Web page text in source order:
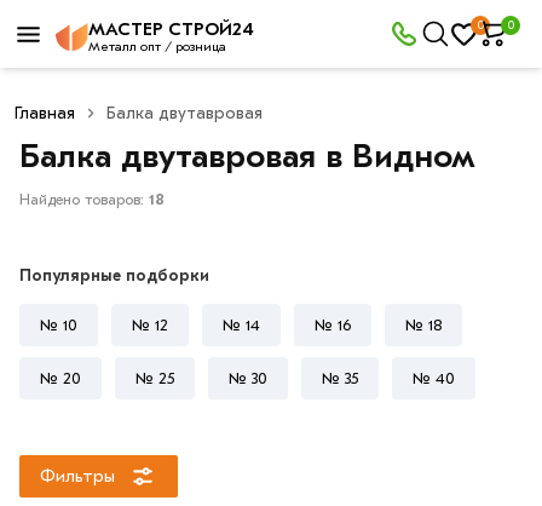
МАСТЕР СТРОЙ24
Металл опт / розница
0 0
Главная Балка двутавровая
Балка двутавровая в Видном
Найдено товаров: 18
Популярные подборки
№ 10 № 12 № 14 № 16 № 18
№ 20 № 25 № 30 № 35 № 40
Фильтры
Фильтры
×
Со
скидкой
Длина
двутавра